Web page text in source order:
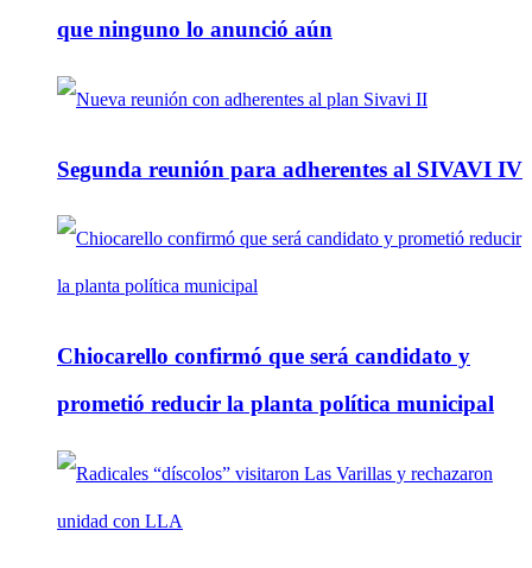
que ninguno lo anunció aún
Segunda reunión para adherentes al SIVAVI IV
Chiocarello confirmó que será candidato y
prometió reducir la planta política municipal